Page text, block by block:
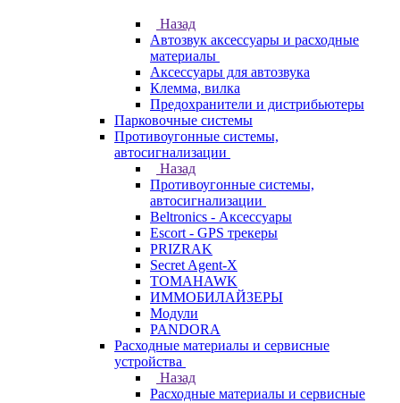
Назад
Автозвук аксессуары и расходные
материалы
Аксессуары для автозвука
Клемма, вилка
Предохранители и дистрибьютеры
Парковочные системы
Противоугонные системы,
автосигнализации
Назад
Противоугонные системы,
автосигнализации
Beltronics - Аксессуары
Escort - GPS трекеры
PRIZRAK
Secret Agent-X
TOMAHAWK
ИММОБИЛАЙЗЕРЫ
Модули
PANDORA
Расходные материалы и сервисные
устройства
Назад
Расходные материалы и сервисные